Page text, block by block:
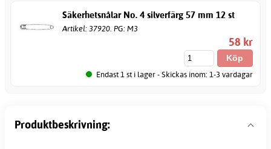
Säkerhetsnålar No. 4 silverfärg 57 mm 12 st
Artikel: 37920. PG: M3
58 kr
Endast 1 st i lager - Skickas inom: 1-3 vardagar
Produktbeskrivning: